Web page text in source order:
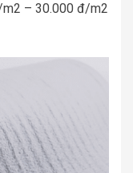
– 30.000 đ/m2